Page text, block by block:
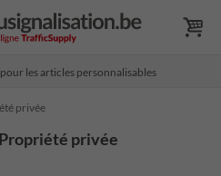
les articles personnalisables
privée
privée